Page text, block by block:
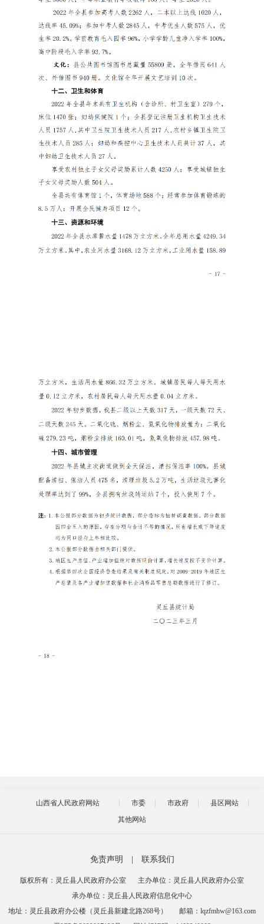
山西省人民政府网站 市委 市政府
县区网站
其他网站
免责声明 联系我们
版权所有：灵丘县人民政府办公室
主办单位：灵丘县人民政府办公室
承办单位：灵丘县人民政府信息化中心
地址：灵丘县政府办公楼（灵丘县新建北路268号）
邮箱：lqzfmhw@163.com